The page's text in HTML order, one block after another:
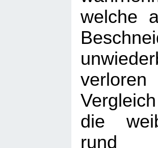
welche
die